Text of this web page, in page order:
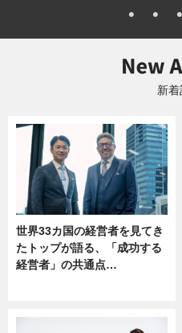
新
世界33カ国の経営者を見てき
たトップが語る、「成功する
経営者」の共通点…